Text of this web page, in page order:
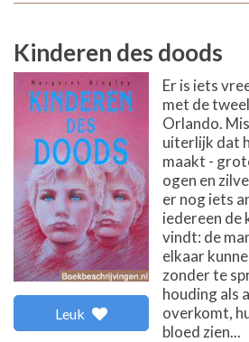
Kinderen des doods
Leuk
Er is iets
met de
Orlando.
uiterlijk dat
maakt -
ogen en
er nog iets
iedereen de
vindt: de
elkaar
zonder te
houding als
overkomt,
bloed zien...